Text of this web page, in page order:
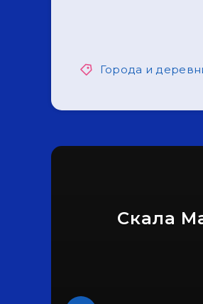
Города и
Скала